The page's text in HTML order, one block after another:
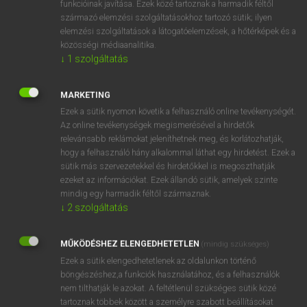
OOOOPS!
SZOTAR.NET APPLIKÁCIÓ
MICROSOFT OFFICE BŐVÍTMÉNY
BEÉPÜLŐ SZÓTÁRMODUL
ONLINE NYELVVIZSGA
EGYÉNI FELHASZNÁLÓKNAK
TANULÓKNAK
OKTATÁSI INTÉZMÉNYEKNEK
VÁLLALATI MEGOLDÁSOK
funkcióinak javítása. Ezek közé tartoznak a harmadik féltől
származó elemzési szolgáltatásokhoz tartozó sütik; ilyen
elemzési szolgáltatások a látogatóelemzések, a hőtérképek és a
közösségi médiaanalitika.
↓ 1 szolgáltatás
MARKETING
Ezek a sütik nyomon követik a felhasználó online tevékenységét.
Az online tevékenységek megismerésével a hirdetők
relevánsabb reklámokat jeleníthetnek meg, és korlátozhatják,
hogy a felhasználó hány alkalommal láthat egy hirdetést. Ezek a
sütik más szervezetekkel és hirdetőkkel is megoszthatják
ezeket az információkat. Ezek állandó sütik, amelyek szinte
mindig egy harmadik féltől származnak.
↓ 2 szolgáltatás
MŰKÖDÉSHEZ ELENGEDHETETLEN (mindig szükséges)
Ezek a sütik elengedhetetlenek az oldalunkon történő
böngészéshez,a funkciók használatához, és a felhasználók
nem tilthatják le azokat. A feltétlenül szükséges sütik közé
tartoznak többek között a személyre szabott beállításokat